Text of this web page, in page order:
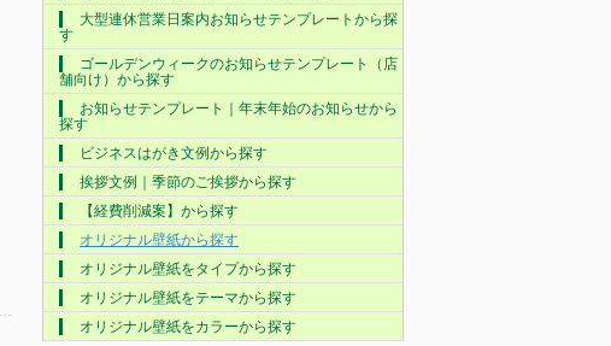
大型連休営業日案内お知らせテンプレートから探
す
ゴールデンウィークのお知らせテンプレート（店
舗向け）から探す
お知らせテンプレート｜年末年始のお知らせから
探す
ビジネスはがき文例から探す
挨拶文例｜季節のご挨拶から探す
【経費削減案】から探す
オリジナル壁紙から探す
オリジナル壁紙をタイプから探す
オリジナル壁紙をテーマから探す
オリジナル壁紙をカラーから探す